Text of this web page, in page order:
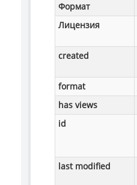
Формат
Лицензия
created
format
has views
id
last modified